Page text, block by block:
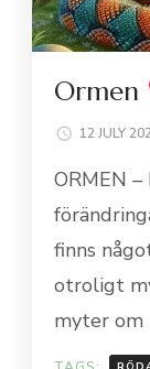
Ormen
12 JULY
ORMEN –
finns
otroligt
myter om